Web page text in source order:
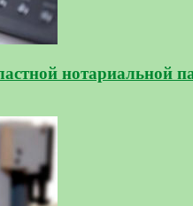
нотариальной